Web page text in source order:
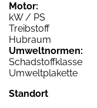
Motor:
kW / PS
Treibstoff
Hubraum
Umweltnormen:
Schadstoffklasse
Umweltplakette
Standort